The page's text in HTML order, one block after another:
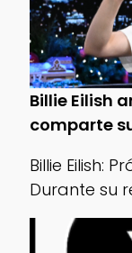
Billie Eilish
comparte
Billie Eilish:
Durante su